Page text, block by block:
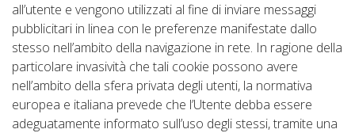
all’utente e vengono utilizzati al fine di inviare messaggi
pubblicitari in linea con le preferenze manifestate dallo
stesso nell’ambito della navigazione in rete. In ragione della
particolare invasività che tali cookie possono avere
nell’ambito della sfera privata degli utenti, la normativa
europea e italiana prevede che l’Utente debba essere
adeguatamente informato sull’uso degli stessi, tramite una